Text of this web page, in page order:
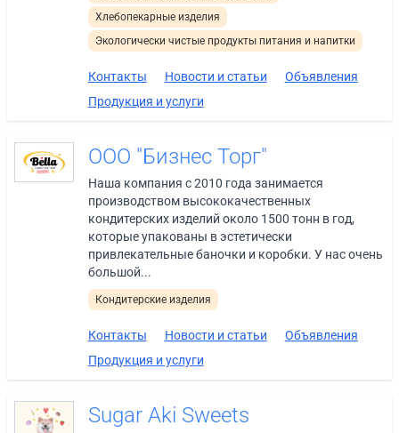
Хлебопекарные изделия
Экологически чистые продукты питания и напитки
Контакты Новости и статьи
Объявления
Продукция и услуги
ООО "Бизнес Торг"
Наша компания с 2010 года занимается
производством высококачественных
кондитерских изделий около 1500 тонн в год,
которые упакованы в эстетически
привлекательные баночки и коробки. У нас очень
большой...
Кондитерские изделия
Контакты Новости и статьи
Объявления
Продукция и услуги
Sugar Aki Sweets